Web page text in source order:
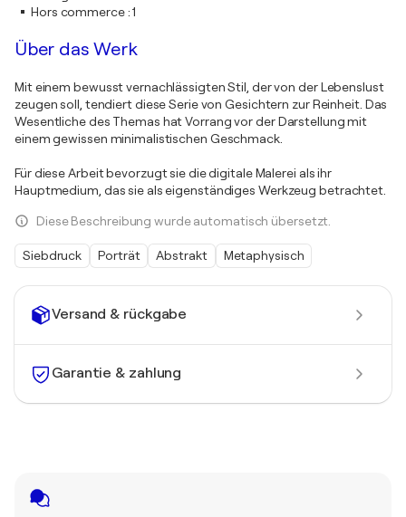
Versand & rückgabe
Garantie & zahlung
Hors commerce:1
Über das Werk
Mit einem bewusst vernachlässigten Stil, der von der Lebenslust
zeugen soll, tendiert diese Serie von Gesichtern zur Reinheit. Das
Wesentliche des Themas hat Vorrang vor der Darstellung mit
einem gewissen minimalistischen Geschmack.
Für diese Arbeit bevorzugt sie die digitale Malerei als ihr
Hauptmedium, das sie als eigenständiges Werkzeug betrachtet.
Diese Beschreibung wurde automatisch übersetzt.
Siebdruck Porträt Abstrakt Metaphysisch